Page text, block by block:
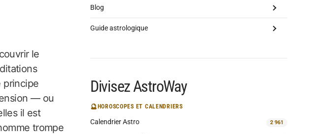
le
principe
— ou
il est
trompe
Blog
Guide astrologique
Divisez AstroWay
🔮HOROSCOPES ET CALENDRIERS
Calendrier Astro 2 961